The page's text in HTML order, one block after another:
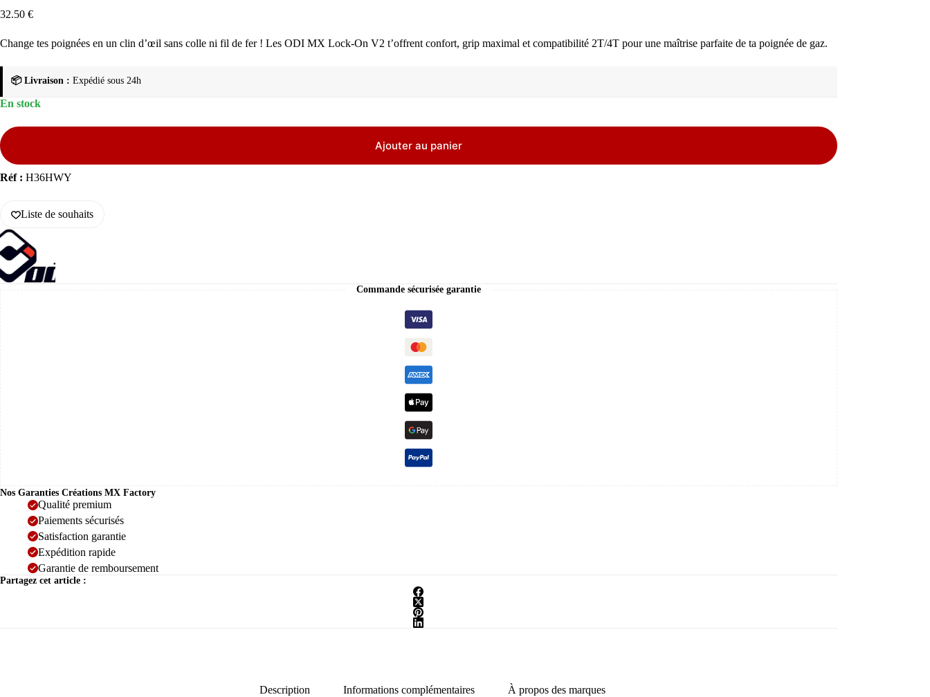
32.50 €
Change tes poignées en un clin d’œil sans colle ni fil de fer ! Les ODI MX Lock-On V2 t’offrent confort, grip maximal et compatibilité 2T/4T pour une maîtrise parfaite de ta poignée de gaz.
📦 Livraison : Expédié sous 24h
En stock
Ajouter au panier
Réf : H36HWY
Liste de souhaits
Commande sécurisée garantie
Nos Garanties Créations MX Factory
Qualité premium
Paiements sécurisés
Satisfaction garantie
Expédition rapide
Garantie de remboursement
Partagez cet article :
Description Informations complémentaires À propos des marques